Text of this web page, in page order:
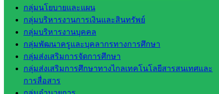
กลุ่มนโยบายและแผน
กลุ่มบริหารงานการเงินและสินทรัพย์
กลุ่มบริหารงานบุคคล
กลุ่มพัฒนาครูและบุคลากรทางการศึกษา
กลุ่มส่งเสริมการจัดการศึกษา
กลุ่มส่งเสริมการศึกษาทางไกลเทคโนโลยีสารสนเทศและ
การสื่อสาร
เทคนิค
วังน้ำเย็น
กศน.สระแก้ว
เว็บไซต์
กลุ่มงาน